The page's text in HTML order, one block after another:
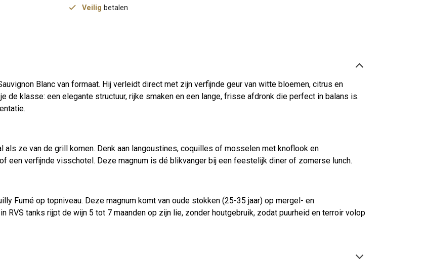
Veilig betalen
Blanc van formaat. Hij verleidt direct met zijn verfijnde geur van witte bloemen, citrus en
de klasse: een elegante structuur, rijke smaken en een lange, frisse afdronk die perfect in balans is.
als ze van de grill komen. Denk aan langoustines, coquilles of mosselen met knoflook en
een verfijnde visschotel. Deze magnum is dé blikvanger bij een feestelijk diner of zomerse lunch.
Fumé op topniveau. Deze magnum komt van oude stokken (25-35 jaar) op mergel- en
tanks rijpt de wijn 5 tot 7 maanden op zijn lie, zonder houtgebruik, zodat puurheid en terroir volop